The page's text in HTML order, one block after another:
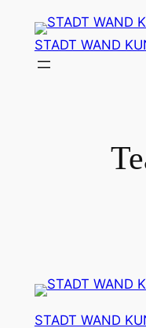
Inhalt
springen
STADT WAND
STADT WAND